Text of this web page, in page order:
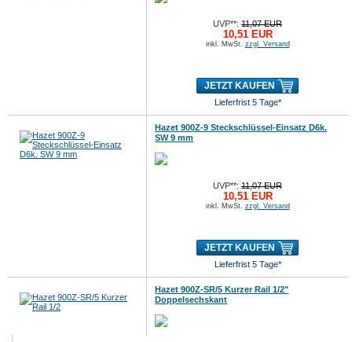
UVP**:11,07 EUR
10,51 EUR
inkl. MwSt. zzgl. Versand
JETZT KAUFEN
Lieferfrist 5 Tage*
Hazet 900Z-9 Steckschlüssel-Einsatz D6k.
SW 9 mm
UVP**:11,07 EUR
10,51 EUR
inkl. MwSt. zzgl. Versand
JETZT KAUFEN
Lieferfrist 5 Tage*
Hazet 900Z-SR/5 Kurzer Rail 1/2"
Doppelsechskant